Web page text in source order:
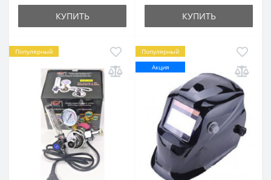
КУПИТЬ КУПИТЬ
Популярный
Популярный
Акция